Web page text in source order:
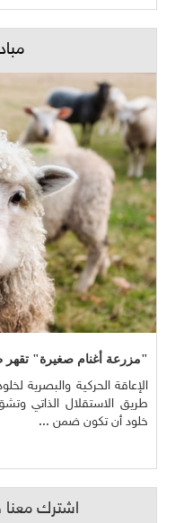
"مزرعة أغنام صغيرة" تقهر
الإعاقة الحركية والبصرية
طريق الاستقلال الذاتي
خلود أن تكون ضمن ...
اشترك معنا